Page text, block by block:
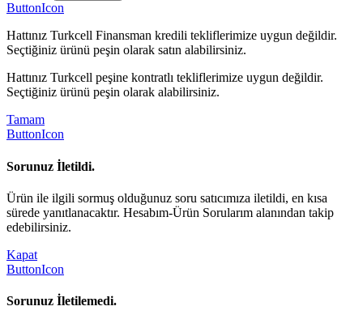
ButtonIcon
Hattınız Turkcell Finansman kredili tekliflerimize uygun değildir.
Seçtiğiniz ürünü peşin olarak satın alabilirsiniz.
Hattınız Turkcell peşine kontratlı tekliflerimize uygun değildir.
Seçtiğiniz ürünü peşin olarak alabilirsiniz.
Tamam
ButtonIcon
Sorunuz İletildi.
Ürün ile ilgili sormuş olduğunuz soru satıcımıza iletildi, en kısa
sürede yanıtlanacaktır. Hesabım-Ürün Sorularım alanından takip
edebilirsiniz.
Kapat
ButtonIcon
Sorunuz İletilemedi.